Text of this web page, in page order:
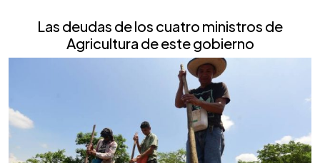
Las deudas de los cuatro ministros de
Agricultura de este gobierno